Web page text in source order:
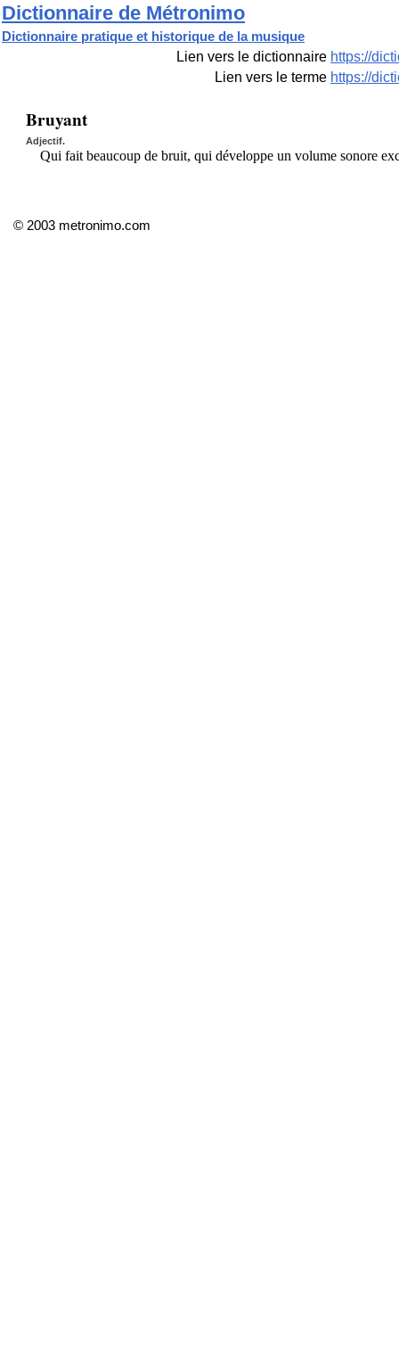
Dictionnaire de Métronimo
Dictionnaire pratique et historique de la musique
Lien vers le dictionnaire https://
Lien vers le terme https://
Bruyant
Adjectif.
Qui fait beaucoup de bruit, qui développe un volume sonore
© 2003 metronimo.com